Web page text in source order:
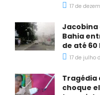
17 de
Jacobina
Bahia
de até
17 de julho
Tragédia
choque